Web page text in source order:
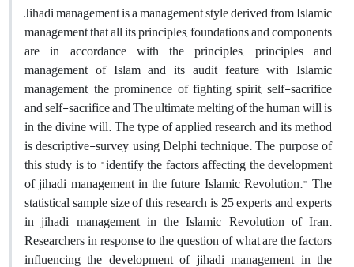
Jihadi management is a management style derived from Islamic
management that all its principles, foundations and components
are in accordance with the principles, principles and
management of Islam and its audit feature with Islamic
management, the prominence of fighting spirit, self-sacrifice
and self-sacrifice and The ultimate melting of the human will is
in the divine will. The type of applied research and its method
is descriptive-survey using Delphi technique. The purpose of
this study is to "identify the factors affecting the development
of jihadi management in the future Islamic Revolution." The
statistical sample size of this research is 25 experts and experts
in jihadi management in the Islamic Revolution of Iran.
Researchers in response to the question of what are the factors
influencing the development of jihadi management in the